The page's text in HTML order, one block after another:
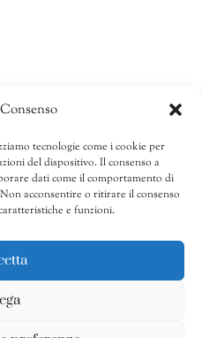
tecnologie come i cookie per
del dispositivo. Il consenso a
dati come il comportamento di
acconsentire o ritirare il consenso
e funzioni.
Cookies Policy